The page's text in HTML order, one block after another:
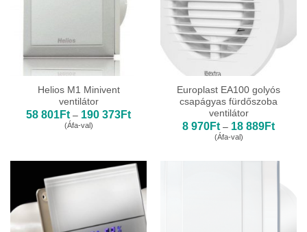
Helios M1 Minivent
ventilátor
58 801Ft – 190 373FtÁrtartomány:
(Áfa-val)
Europlast EA100 golyós
csapágyas fürdőszoba
ventilátor
8 970Ft – 18 889Ft
18
(Áfa-val)